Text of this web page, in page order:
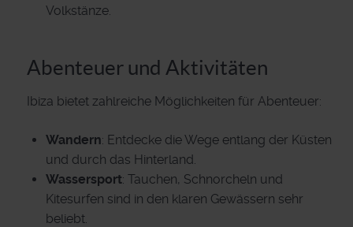
Volkstänze.
Abenteuer und Aktivitäten
Ibiza bietet zahlreiche Möglichkeiten für Abenteuer:
Wandern: Entdecke die Wege entlang der Küsten
und durch das Hinterland.
Wassersport: Tauchen, Schnorcheln und
Kitesurfen sind in den klaren Gewässern sehr
beliebt.